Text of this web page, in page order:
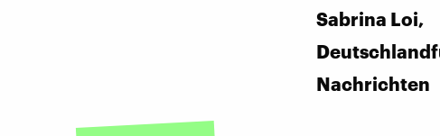
Sabrina Loi,
Nachrichten